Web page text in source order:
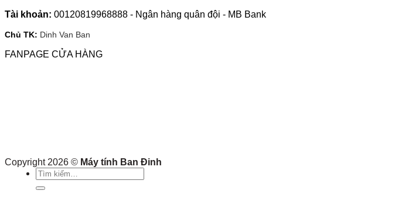
Tài khoản: 00120819968888 - Ngân hàng quân đội - MB Bank
Chủ TK: Dinh Van Ban
FANPAGE CỬA HÀNG
Copyright 2026 © Máy tính Ban Đinh
Tìm
kiếm: